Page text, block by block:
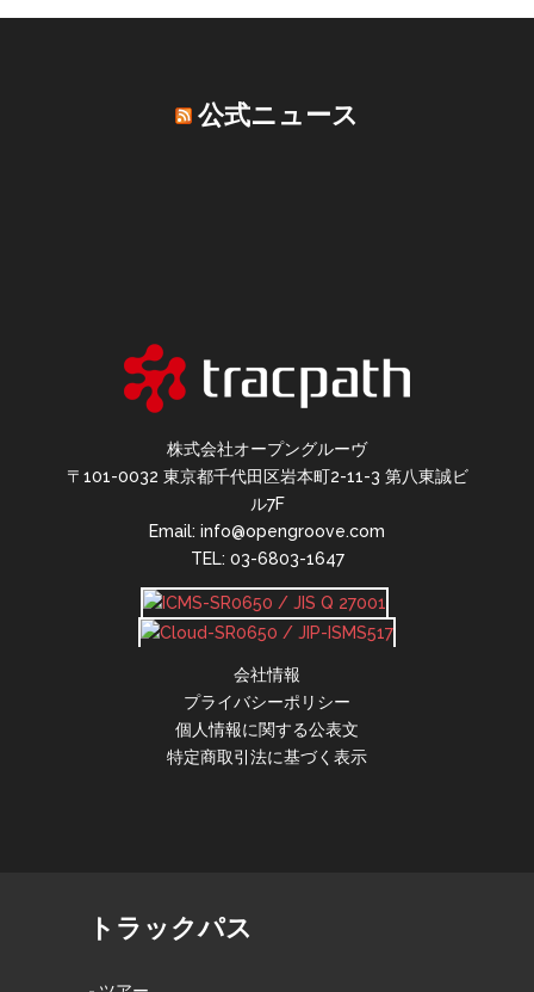
公式ニュース
株式会社オープングルーヴ
〒101-0032 東京都千代田区岩本町2-11-3 第八東誠ビ
ル7F
Email: info@opengroove.com
TEL: 03-6803-1647
会社情報
プライバシーポリシー
個人情報に関する公表文
特定商取引法に基づく表示
トラックパス